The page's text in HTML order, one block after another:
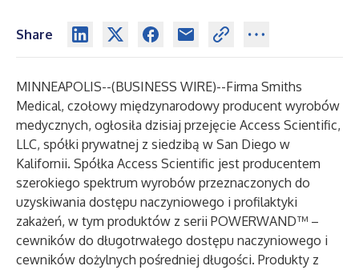
Share
MINNEAPOLIS--(BUSINESS WIRE)--Firma Smiths
Medical, czołowy międzynarodowy producent wyrobów
medycznych, ogłosiła dzisiaj przejęcie Access Scientific,
LLC, spółki prywatnej z siedzibą w San Diego w
Kalifornii. Spółka Access Scientific jest producentem
szerokiego spektrum wyrobów przeznaczonych do
uzyskiwania dostępu naczyniowego i profilaktyki
zakażeń, w tym produktów z serii POWERWAND™ –
cewników do długotrwałego dostępu naczyniowego i
cewników dożylnych pośredniej długości. Produkty z